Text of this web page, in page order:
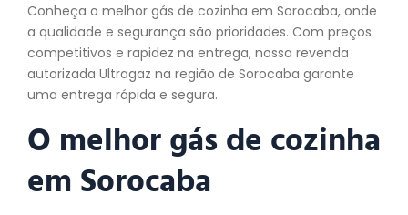
Conheça o melhor gás de cozinha em Sorocaba, onde
a qualidade e segurança são prioridades. Com preços
competitivos e rapidez na entrega, nossa revenda
autorizada Ultragaz na região de Sorocaba garante
uma entrega rápida e segura.
O melhor gás de cozinha
em Sorocaba